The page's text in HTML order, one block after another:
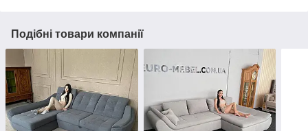
Подібні товари компанії